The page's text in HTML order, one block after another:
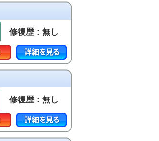
修復歴 : 無し
修復歴 : 無し